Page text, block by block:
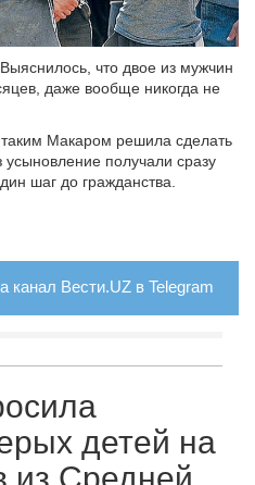
что двое из мужчин
даже вообще никогда не
Макаром решила сделать
получали сразу
шаг до гражданства.
канал Вести.UZ в Telegram
детей на